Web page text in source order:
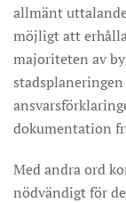
allmänt
möjligt att
majoriteten av
dokumentation
Med andra ord
nödvändigt för